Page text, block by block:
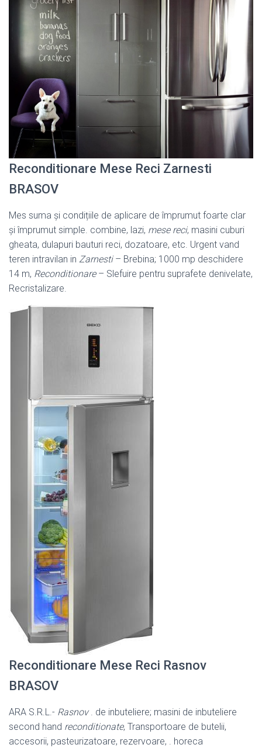
Reconditionare Mese Reci Zarnesti
BRASOV
Mes suma și condițiile de aplicare de împrumut foarte clar
și împrumut simple. combine, lazi, mese reci, masini cuburi
gheata, dulapuri bauturi reci, dozatoare, etc. Urgent vand
teren intravilan in Zarnesti– Brebina; 1000 mp deschidere
14 m, Reconditionare– Slefuire pentru suprafete denivelate,
Recristalizare.
Reconditionare Mese Reci Rasnov
BRASOV
ARA S.R.L.- Rasnov. de inbuteliere; masini de inbuteliere
second hand reconditionate, Transportoare de butelii,
accesorii, pasteurizatoare, rezervoare, . horeca